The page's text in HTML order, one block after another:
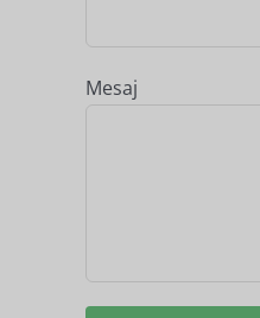
Mesaj